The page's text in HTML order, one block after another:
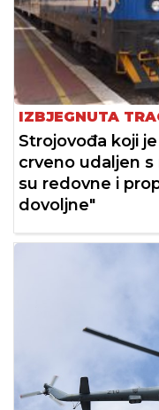
IZBJEGNUTA
Strojovođa koji
crveno udaljen
su redovne i
dovoljne"